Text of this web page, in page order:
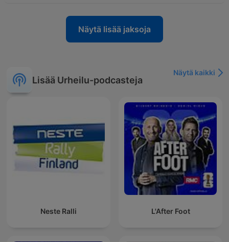
Näytä lisää jaksoja
Lisää Urheilu-podcasteja
Näytä kaikki
Neste Ralli L'After Foot